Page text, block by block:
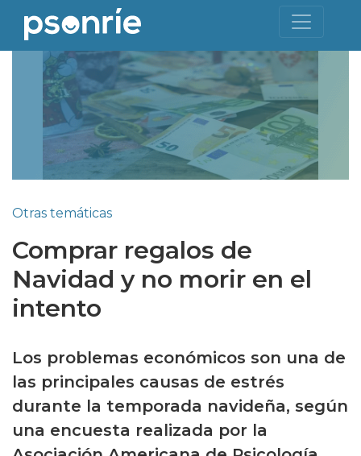
Otras temáticas
Comprar regalos de
Navidad y no morir en el
intento
Los problemas económicos son una de
las principales causas de estrés
durante la temporada navideña, según
una encuesta realizada por la